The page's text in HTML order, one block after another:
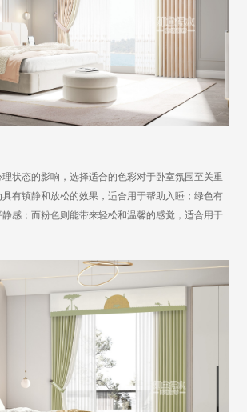
状态的影响，选择适合的色彩对于卧室氛围至关重
有镇静和放松的效果，适合用于帮助入睡；绿色有
感；而粉色则能带来轻松和温馨的感觉，适合用于